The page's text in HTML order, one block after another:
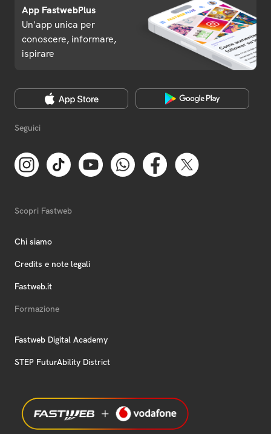
App FastwebPlus
Un'app unica per
conoscere, informare,
ispirare
Seguici
Scopri Fastweb
Chi siamo
Credits e note legali
Fastweb.it
Formazione
Fastweb Digital Academy
STEP FuturAbility District